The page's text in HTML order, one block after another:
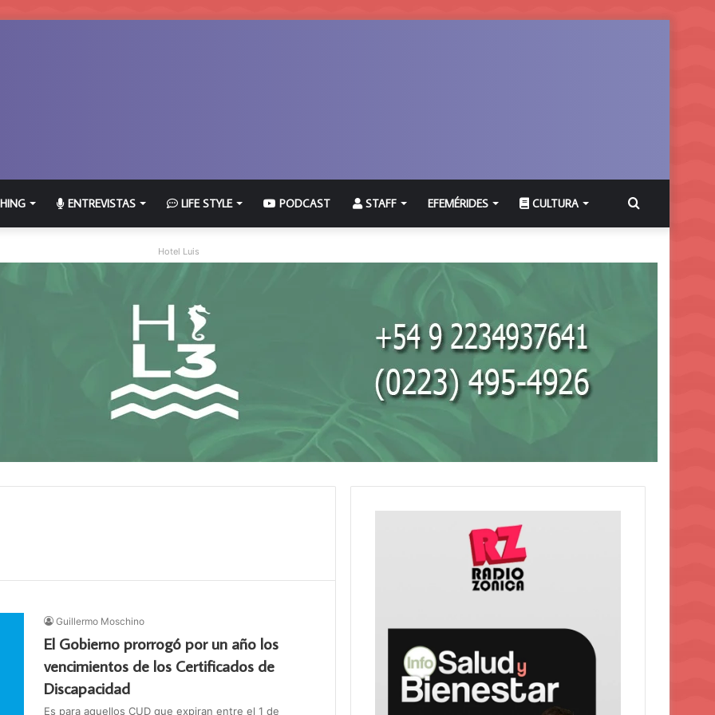
ENTREVISTAS LIFE STYLE PODCAST STAFF EFEMÉRIDES CULTURA Buscar
Hotel Luis
Guillermo Moschino
El Gobierno prorrogó por un año los
vencimientos de los Certificados de
Discapacidad
Es para aquellos CUD que expiran entre el 1 de